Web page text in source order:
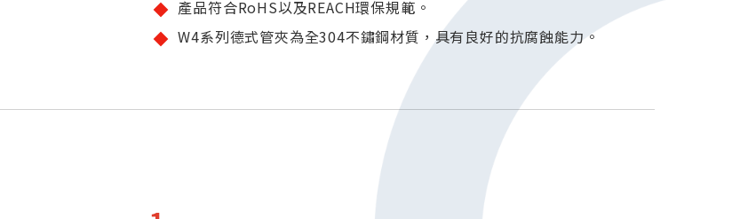
產品符合RoHS以及REACH環保規範。
W4系列德式管夾為全304不鏽鋼材質，具有良好的抗腐蝕能力。